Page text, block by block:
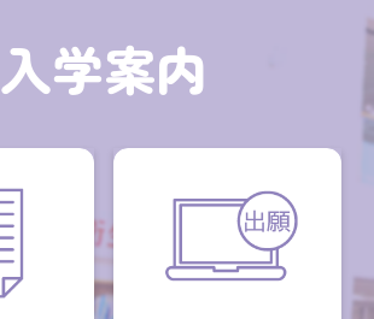
入学案内